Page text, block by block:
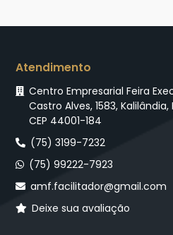
Atendimento
Centro Empresarial Feira
Castro Alves, 1583,
CEP 44001-184
(75) 3199-7232
(75) 99222-7923
amf.facilitador@gmail.com
Deixe sua avaliação